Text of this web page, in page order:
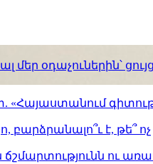
օդաչուներին՝
«Հայաստանում
բարձրանալո՞ւ է, թե՞ ոչ
ու